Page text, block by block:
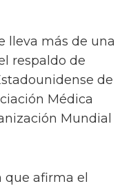
lleva más de una
respaldo de
de
Médica
Mundial
afirma el